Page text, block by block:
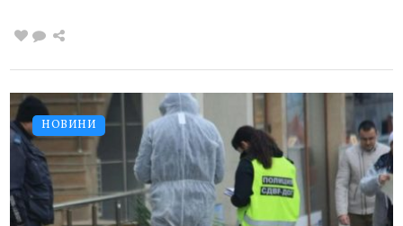
НОВИНИ